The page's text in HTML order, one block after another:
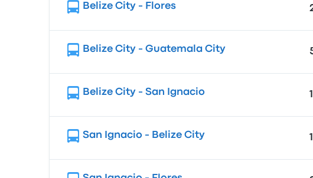
Belize City - Flores
Belize City - Guatemala City
Belize City - San Ignacio
San Ignacio - Belize City